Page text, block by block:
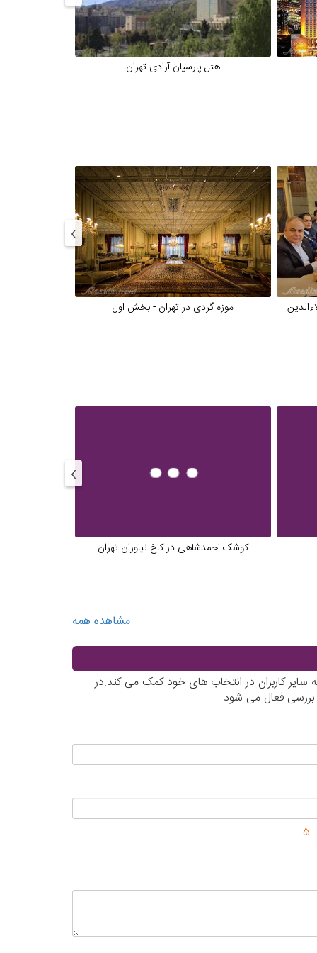
هتل پارسیان آزادی تهران
موزه گردی در تهران - بخش اول
›
کوشک احمدشاهی در کاخ نیاوران تهران
›
مشاهده همه
کاربران در انتخاب های خود کمک می کند.در
فعال می شود.
5